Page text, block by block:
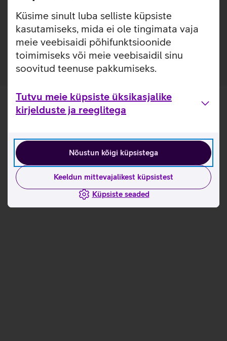
Küsime sinult luba selliste küpsiste
kasutamiseks, mida ei ole tingimata vaja
meie veebisaidi põhifunktsioonide
toimimiseks või meie veebisaidil sinu
soovitud teenuse pakkumiseks.
Tutvu meie küpsiste üksikasjalike
kirjelduste ja reeglitega
Nõustun kõigi küpsistega
Keeldun mittevajalikest küpsistest
Küpsiste seaded
oma seadet ka mugavalt püstises asendis ning teine osa
hoiab klaviatuuri, et saaksid töötada ja trükkida nagu
arvutis.